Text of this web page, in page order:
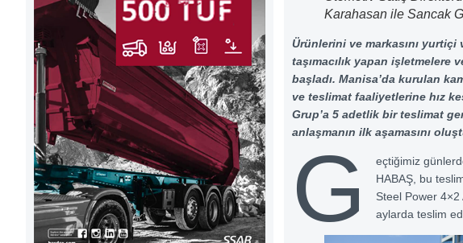
Karahasan ile Sancak
Ürünlerini ve markasını yurtiçi
taşımacılık yapan
başladı. Manisa’da kurulan
ve teslimat faaliyetlerine hız
Grup’a 5 adetlik bir teslimat
anlaşmanın ilk aşamasını
G
eçtiğimiz
HABAŞ, bu
Steel Power 4×2
aylarda teslim